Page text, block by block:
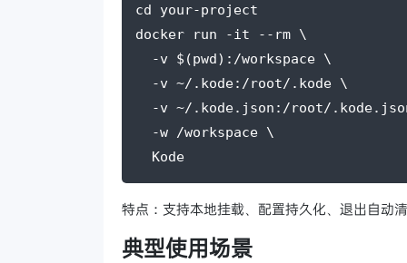
cd your-project
docker run -it --rm \
  -v $(pwd):/workspace \
  -v ~/.kode:/root/.kode \
-v ~/.kode.json:/root/
  -w /workspace \
  Kode
特点：支持本地挂载、配置持久化、退出自动清
典型使用场景